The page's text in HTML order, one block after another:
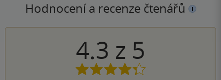
Hodnocení a recenze čtenářů
4.3 z 5